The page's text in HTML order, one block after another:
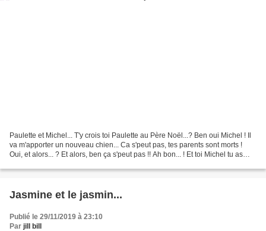
Paulette et Michel... T'y crois toi Paulette au Père Noël...? Ben oui Michel ! Il
va m'apporter un nouveau chien... Ca s'peut pas, tes parents sont morts !
Oui, et alors... ? Et alors, ben ça s'peut pas !! Ah bon... ! Et toi Michel tu as
Jasmine et le jasmin...
Publié le 29/11/2019 à 23:10
Par jill bill